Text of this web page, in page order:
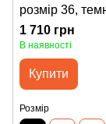
розмір 36,
1 710 грн
В наявності
Купити
Розмір